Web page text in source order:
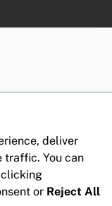
deliver
traffic. You can
or Reject All